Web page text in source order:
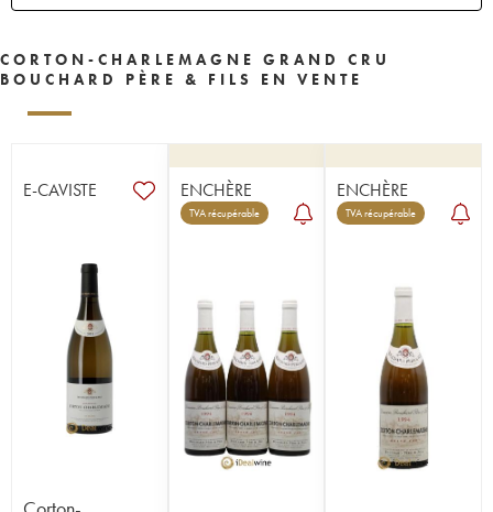
CORTON-CHARLEMAGNE GRAND CRU
BOUCHARD PÈRE & FILS EN VENTE
E-CAVISTE ENCHÈRE
TVA récupérable
ENCHÈRE
TVA récupérable